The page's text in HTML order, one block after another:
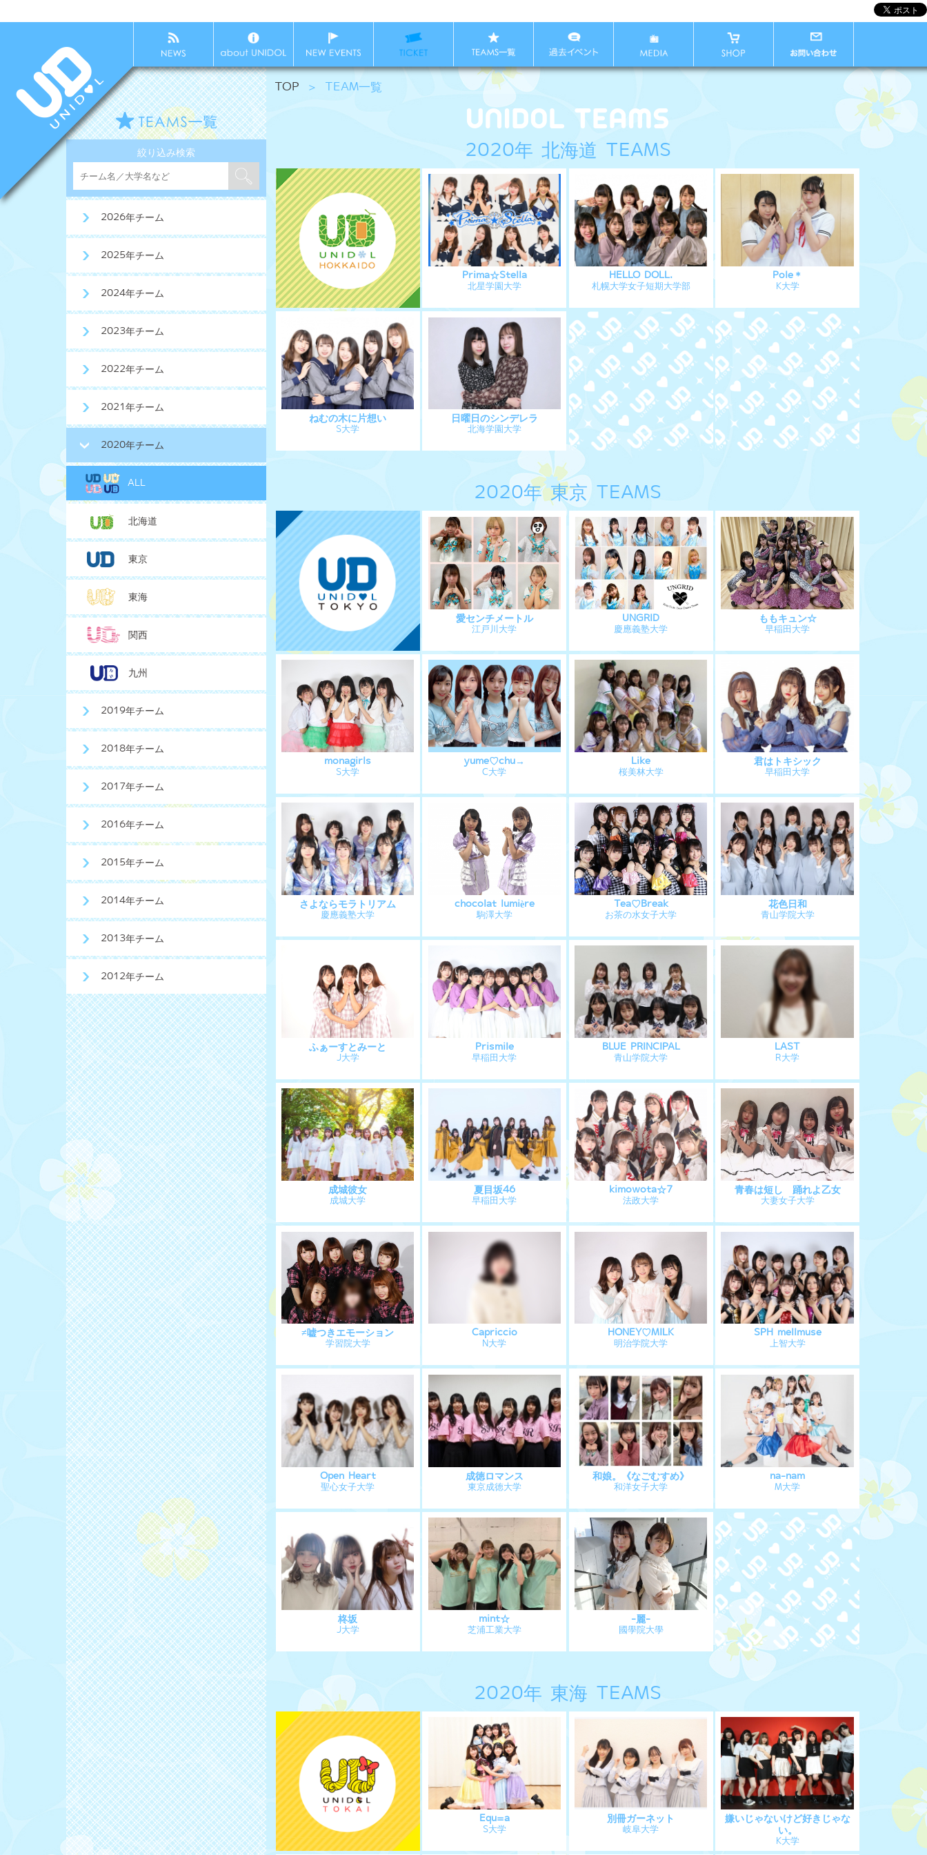
絞り込み検索
2026年チーム
2025年チーム
2024年チーム
2023年チーム
2022年チーム
2021年チーム
2020年チーム
ALL
北海道
東京
東海
関西
九州
2019年チーム
2018年チーム
2017年チーム
2016年チーム
2015年チーム
2014年チーム
2013年チーム
2012年チーム
TOP ＞ TEAM一覧
2020年 北海道 TEAMS
Prima☆Stella
北星学園大学
HELLO DOLL.
札幌大学女子短期大学部
Pole＊
K大学
ねむの木に片想い
S大学
日曜日のシンデレラ
北海学園大学
2020年 東京 TEAMS
愛センチメートル
江戸川大学
UNGRID
慶應義塾大学
ももキュン☆
早稲田大学
monagirls
S大学
yume♡chu→
C大学
Like
桜美林大学
君はトキシック
早稲田大学
さよならモラトリアム
慶應義塾大学
chocolat lumière
駒澤大学
Tea♡Break
お茶の水女子大学
花色日和
青山学院大学
ふぁーすとみーと
J大学
Prismile
早稲田大学
BLUE PRINCIPAL
青山学院大学
LAST
R大学
成城彼女
成城大学
夏目坂46
早稲田大学
kimowota☆7
法政大学
青春は短し 踊れよ乙女
大妻女子大学
≠嘘つきエモーション
学習院大学
Capriccio
N大学
HONEY♡MILK
明治学院大学
SPH mellmuse
上智大学
Open Heart
聖心女子大学
成徳ロマンス
東京成徳大学
和娘。《なごむすめ》
和洋女子大学
na-nam
M大学
柊坂
J大学
mint☆
芝浦工業大学
-麗-
國學院大學
2020年 東海 TEAMS
Equ=a
S大学
別冊ガーネット
岐阜大学
嫌いじゃないけど好きじゃな
い。
K大学